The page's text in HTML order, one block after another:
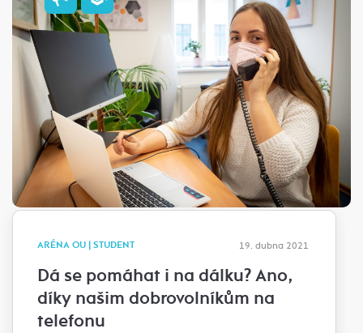
ARÉNA OU | STUDENT 19. dubna 2021
Dá se pomáhat i na dálku? Ano,
díky našim dobrovolníkům na
telefonu